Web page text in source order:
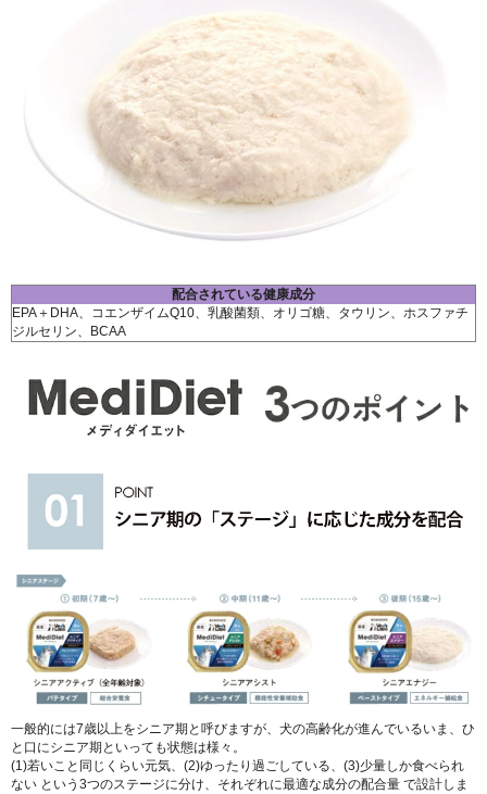
配合されている健康成分
EPA＋DHA、コエンザイムQ10、乳酸菌類、オリゴ糖、タウリン、ホスファチ
ジルセリン、BCAA
一般的には7歳以上をシニア期と呼びますが、犬の高齢化が進んでいるいま、ひ
と口にシニア期といっても状態は様々。
(1)若いこと同じくらい元気、(2)ゆったり過ごしている、(3)少量しか食べられ
ない という3つのステージに分け、それぞれに最適な成分の配合量 で設計しま